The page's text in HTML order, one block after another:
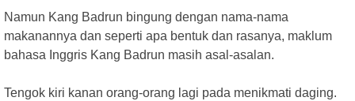
Namun Kang Badrun bingung dengan nama-nama
makanannya dan seperti apa bentuk dan rasanya, maklum
bahasa Inggris Kang Badrun masih asal-asalan.
Tengok kiri kanan orang-orang lagi pada menikmati daging.